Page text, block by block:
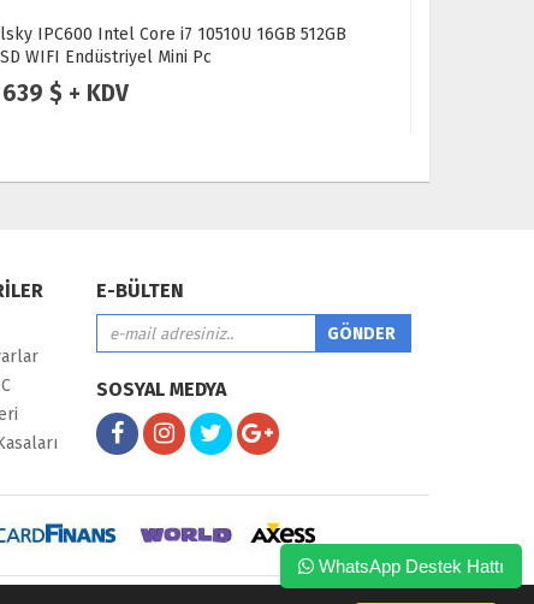
IPC600 Intel Core i7 10510U 16GB 512GB
WIFI Endüstriyel Mini Pc
639 $ + KDV
E-BÜLTEN
SOSYAL MEDYA
WhatsApp Destek Hattı